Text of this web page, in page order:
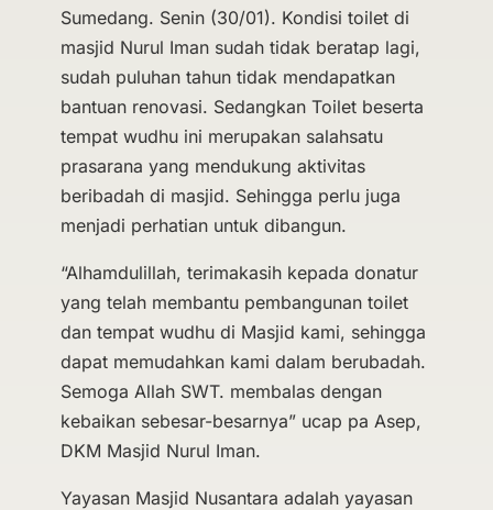
Sumedang. Senin (30/01). Kondisi toilet di
masjid Nurul Iman sudah tidak beratap lagi,
sudah puluhan tahun tidak mendapatkan
bantuan renovasi. Sedangkan Toilet beserta
tempat wudhu ini merupakan salahsatu
prasarana yang mendukung aktivitas
beribadah di masjid. Sehingga perlu juga
menjadi perhatian untuk dibangun.
“Alhamdulillah, terimakasih kepada donatur
yang telah membantu pembangunan toilet
dan tempat wudhu di Masjid kami, sehingga
dapat memudahkan kami dalam berubadah.
Semoga Allah SWT. membalas dengan
kebaikan sebesar-besarnya” ucap pa Asep,
DKM Masjid Nurul Iman.
Yayasan Masjid Nusantara adalah yayasan